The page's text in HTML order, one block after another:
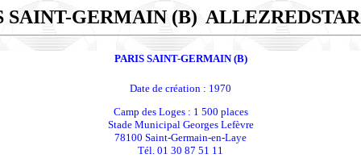
SAINT-GERMAIN (B)
PARIS SAINT-GERMAIN (B)
Date de création : 1970
Camp des Loges : 1 500 places
Stade Municipal Georges Lefèvre
78100 Saint-Germain-en-Laye
Tél. 01 30 87 51 11